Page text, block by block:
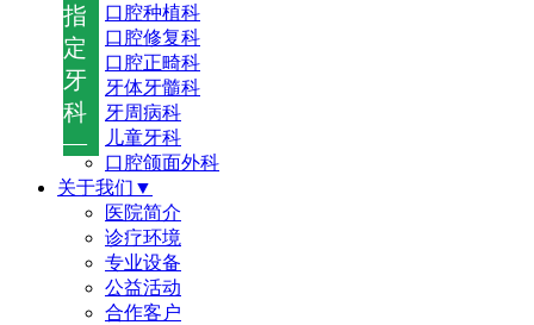
指
定
牙
科
—
口腔种植科
口腔修复科
口腔正畸科
牙体牙髓科
牙周病科
儿童牙科
口腔颌面外科
关于我们▼
医院简介
诊疗环境
专业设备
公益活动
合作客户